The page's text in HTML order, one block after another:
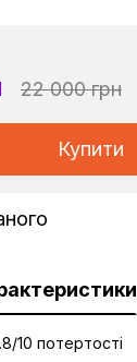
22 000 грн
Купити
10 потертості